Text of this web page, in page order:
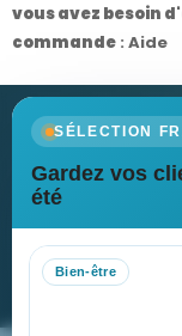
vous avez besoin
commande : Aide
SÉLECTION
Gardez vos
été
Bien-être
Recevez nos